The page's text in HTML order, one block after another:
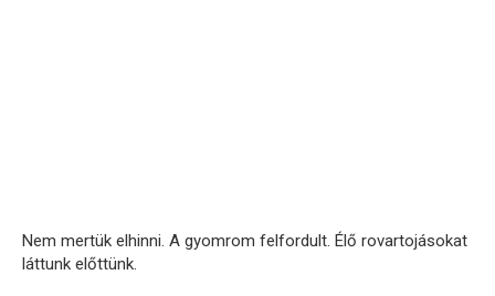
Nem mertük elhinni. A gyomrom felfordult. Élő rovartojásokat
láttunk előttünk.